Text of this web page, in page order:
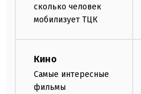
сколько человек
мобилизует ТЦК
Кино
Самые интересные
фильмы